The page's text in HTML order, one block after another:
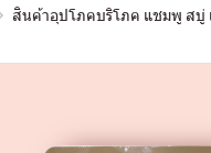
สินค้าอุปโภคบริโภค แชมพู สบู่